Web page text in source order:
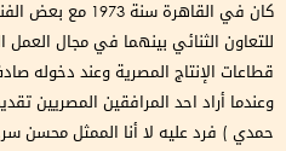
كان في القاهرة سنة
للتعاون الثنائي بينهما في مجال العمل
قطاعات الإنتاج المصرية وعند دخوله
وعندما أراد احد المرافقين المصريين
حمدي ) فرد عليه لا أنا الممثل محسن